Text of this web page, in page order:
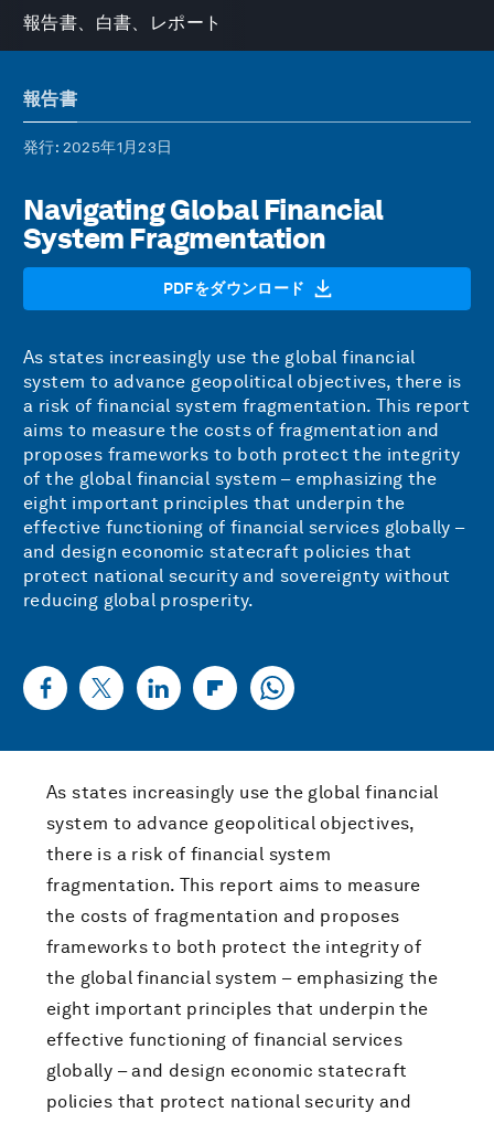
報告書、白書、レポート
報告書
発行: 2025年1月23日
Navigating Global Financial
System Fragmentation
PDFをダウンロード
As states increasingly use the global financial
system to advance geopolitical objectives, there is
a risk of financial system fragmentation. This report
aims to measure the costs of fragmentation and
proposes frameworks to both protect the integrity
of the global financial system – emphasizing the
eight important principles that underpin the
effective functioning of financial services globally –
and design economic statecraft policies that
protect national security and sovereignty without
reducing global prosperity.
As states increasingly use the global financial
system to advance geopolitical objectives,
there is a risk of financial system
fragmentation. This report aims to measure
the costs of fragmentation and proposes
frameworks to both protect the integrity of
the global financial system – emphasizing the
eight important principles that underpin the
effective functioning of financial services
globally – and design economic statecraft
policies that protect national security and